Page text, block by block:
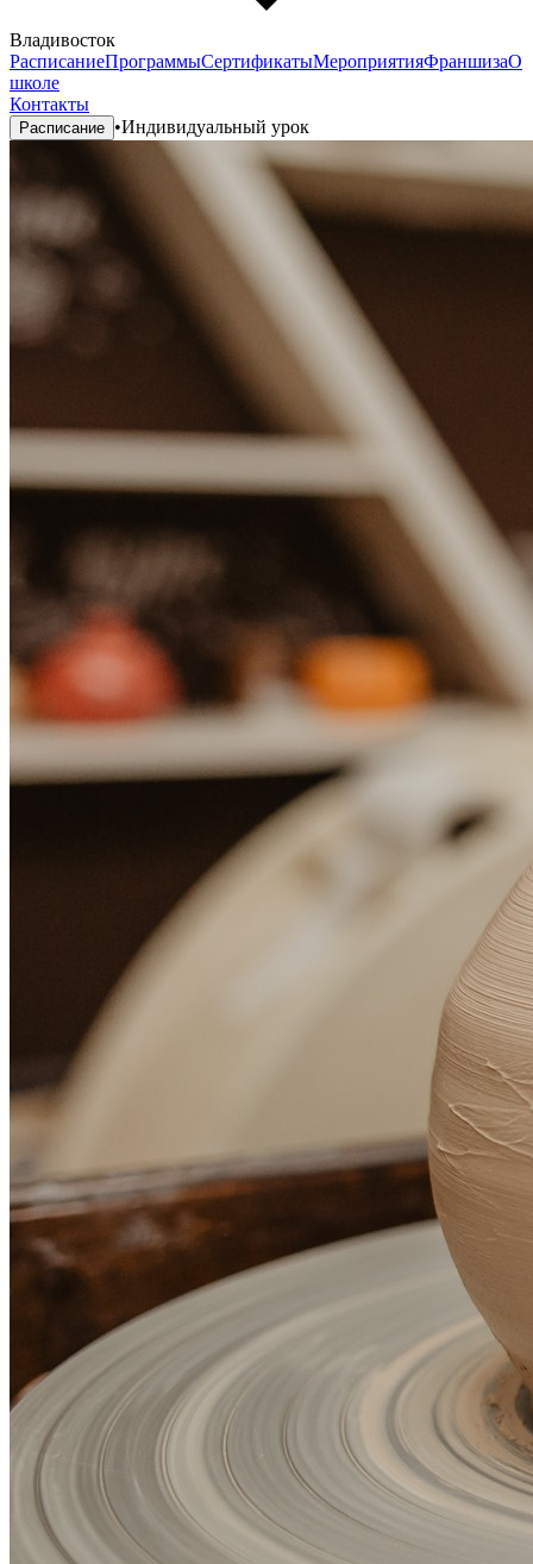
Владивосток
РасписаниеПрограммыСертификатыМероприятияФраншизаО
школе
Контакты
Расписание •Индивидуальный урок